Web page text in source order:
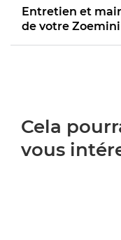
Entretien et
de votre
Cela
vous